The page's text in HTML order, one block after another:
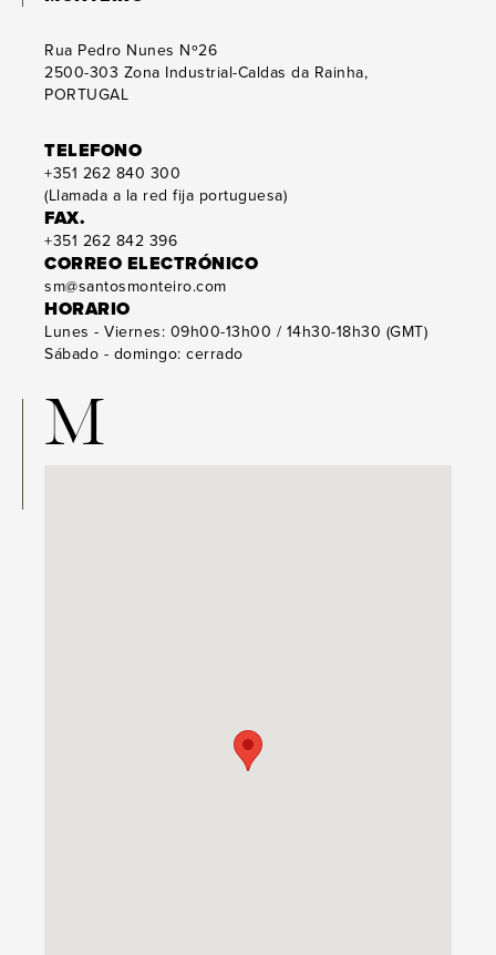
Rua Pedro Nunes Nº26
2500-303 Zona Industrial-Caldas da Rainha,
PORTUGAL
TELEFONO
+351 262 840 300
(Llamada a la red fija portuguesa)
FAX.
+351 262 842 396
CORREO ELECTRÓNICO
sm@santosmonteiro.com
HORARIO
Lunes - Viernes: 09h00-13h00 / 14h30-18h30 (GMT)
Sábado - domingo: cerrado
M